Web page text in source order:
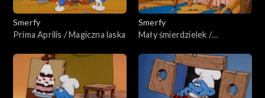
Smerfy
Prima Aprilis / Magiczna laska
Smerfy
Mały śmierdzielek /